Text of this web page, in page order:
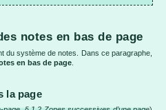
notes en bas de page
du système de notes. Dans ce paragraphe,
en bas de page
la page